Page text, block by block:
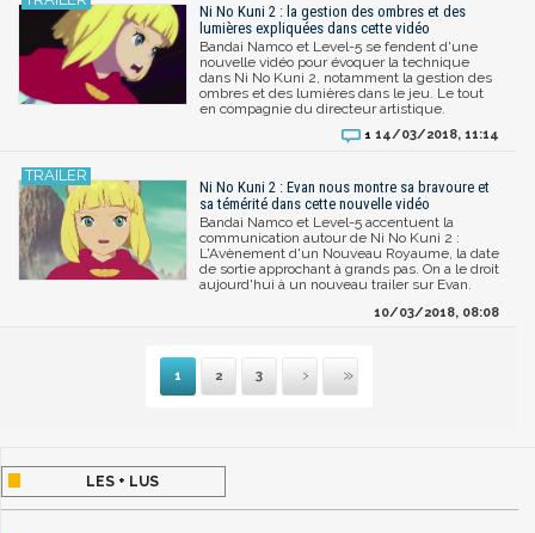
Ni No Kuni 2 : la gestion des ombres et des
lumières expliquées dans cette vidéo
Bandai Namco et Level-5 se fendent d'une
nouvelle vidéo pour évoquer la technique
dans Ni No Kuni 2, notamment la gestion des
ombres et des lumières dans le jeu. Le tout
en compagnie du directeur artistique.
1 14/03/2018, 11:14
Ni No Kuni 2 : Evan nous montre sa bravoure et
sa témérité dans cette nouvelle vidéo
Bandai Namco et Level-5 accentuent la
communication autour de Ni No Kuni 2 :
L'Avènement d'un Nouveau Royaume, la date
de sortie approchant à grands pas. On a le droit
aujourd'hui à un nouveau trailer sur Evan.
10/03/2018, 08:08
1 2 3
Suivante
Dernière
LES + LUS